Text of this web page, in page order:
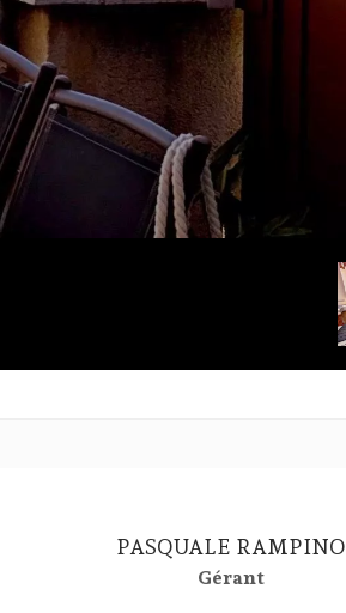
PASQUALE RAMPINO
Gérant